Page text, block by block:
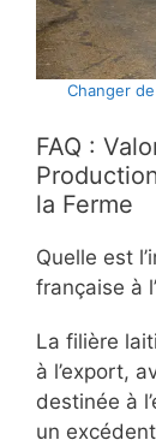
Changer
FAQ :
la Ferme
Quelle est
française à
La filière
à l’export,
destinée à
un